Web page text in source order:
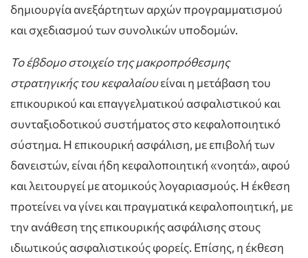
δημιουργία ανεξάρτητων αρχών προγραμματισμού
και σχεδιασμού των συνολικών υποδομών.
Το έβδομο στοιχείο της μακροπρόθεσμης
στρατηγικής του κεφαλαίουείναι η μετάβαση του
επικουρικού και επαγγελματικού ασφαλιστικού και
συνταξιοδοτικού συστήματος στο κεφαλοποιητικό
σύστημα. Η επικουρική ασφάλιση, με επιβολή των
δανειστών, είναι ήδη κεφαλοποιητική «νοητά», αφού
και λειτουργεί με ατομικούς λογαριασμούς. Η έκθεση
προτείνει να γίνει και πραγματικά κεφαλοποιητική, με
την ανάθεση της επικουρικής ασφάλισης στους
ιδιωτικούς ασφαλιστικούς φορείς. Επίσης, η έκθεση